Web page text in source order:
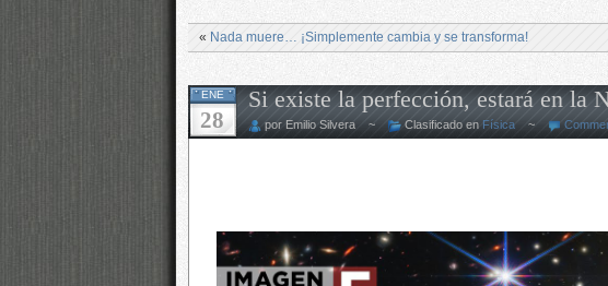
« Nada muere… ¡Simplemente cambia y se transforma!
ENE
28
Si existe la perfección, estará en la
por Emilio Silvera ~ Clasificado en Física~